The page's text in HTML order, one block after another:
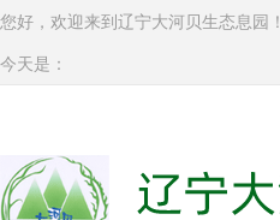
您好，欢迎来到辽宁大河贝生态息园！
今天是：